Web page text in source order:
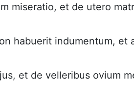
miseratio, et de utero
habuerit indumentum, et
et de velleribus ovium